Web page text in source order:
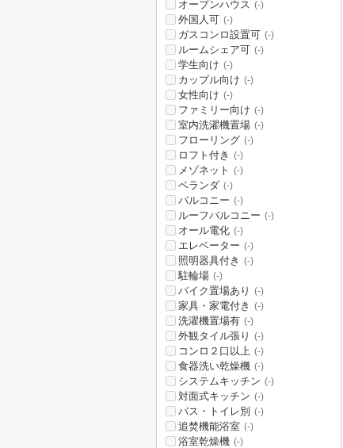
オープンハウス (-)
外国人可 (-)
ガスコンロ設置可 (-)
ルームシェア可 (-)
学生向け (-)
カップル向け (-)
女性向け (-)
ファミリー向け (-)
室内洗濯機置場 (-)
フローリング (-)
ロフト付き (-)
メゾネット (-)
ベランダ (-)
バルコニー (-)
ルーフバルコニー (-)
オール電化 (-)
エレベーター (-)
照明器具付き (-)
駐輪場 (-)
バイク置場あり (-)
家具・家電付き (-)
洗濯機置場有 (-)
外観タイル張り (-)
コンロ２口以上 (-)
食器洗い乾燥機 (-)
システムキッチン (-)
対面式キッチン (-)
バス・トイレ別 (-)
追焚機能浴室 (-)
浴室乾燥機 (-)